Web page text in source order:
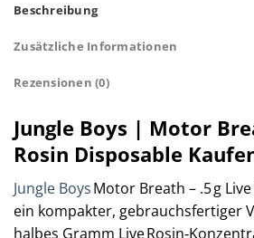
Beschreibung
Zusätzliche Informationen
Rezensionen (0)
Jungle Boys | Motor
Rosin Disposable
Jungle BoysMotor Breath – .5 g
ein kompakter, gebrauchsfertiger
halbes Gramm Live